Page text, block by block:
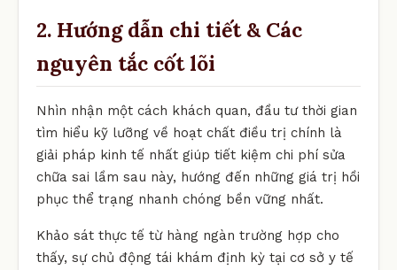
2. Hướng dẫn chi tiết & Các
nguyên tắc cốt lõi
Nhìn nhận một cách khách quan, đầu tư thời gian
tìm hiểu kỹ lưỡng về hoạt chất điều trị chính là
giải pháp kinh tế nhất giúp tiết kiệm chi phí sửa
chữa sai lầm sau này, hướng đến những giá trị hồi
phục thể trạng nhanh chóng bền vững nhất.
Khảo sát thực tế từ hàng ngàn trường hợp cho
thấy, sự chủ động tái khám định kỳ tại cơ sở y tế